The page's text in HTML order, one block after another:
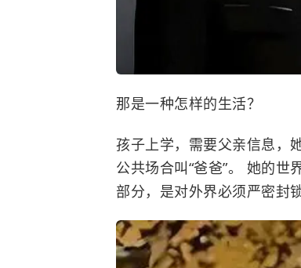
那是一种怎样的生活？
孩子上学，需要父亲信息，
公共场合叫“爸爸”。 她的
部分，是对外界必须严密封